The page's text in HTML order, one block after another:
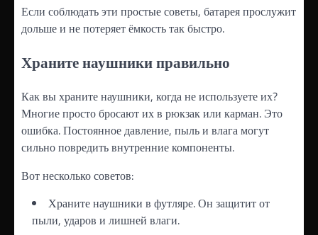
Если соблюдать эти простые советы, батарея прослужит
дольше и не потеряет ёмкость так быстро.
Храните наушники правильно
Как вы храните наушники, когда не используете их?
Многие просто бросают их в рюкзак или карман. Это
ошибка. Постоянное давление, пыль и влага могут
сильно повредить внутренние компоненты.
Вот несколько советов:
Храните наушники в футляре. Он защитит от
пыли, ударов и лишней влаги.